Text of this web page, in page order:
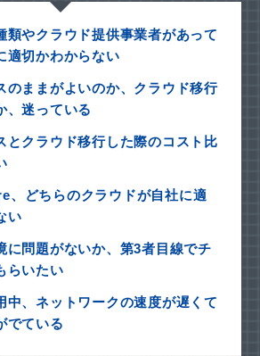
類やクラウド提供事業者があって
適切かわからない
のままがよいのか、クラウド移行
、迷っている
とクラウド移行した際のコスト比
、どちらのクラウドが自社に適
い
に問題がないか、第3者目線でチ
らいたい
中、ネットワークの速度が遅くて
でている